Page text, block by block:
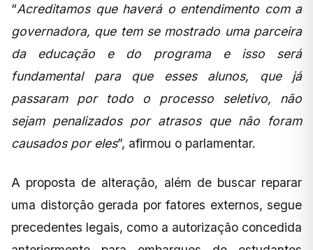
“Acreditamos que haverá o entendimento com a
governadora, que tem se mostrado uma parceira
da educação e do programa e isso será
fundamental para que esses alunos, que já
passaram por todo o processo seletivo, não
sejam penalizados por atrasos que não foram
causados por eles”, afirmou o parlamentar.
A proposta de alteração, além de buscar reparar
uma distorção gerada por fatores externos, segue
precedentes legais, como a autorização concedida